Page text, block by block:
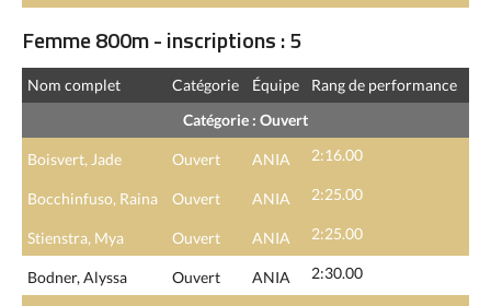
Femme 800m - inscriptions : 5
Nom complet Catégorie Équipe
Rang de performance
Catégorie : Ouvert
Boisvert, Jade Ouvert ANIA 2:16.00
Bocchinfuso, Raina Ouvert ANIA 2:25.00
Stienstra, Mya Ouvert ANIA 2:25.00
Bodner, Alyssa Ouvert ANIA 2:30.00